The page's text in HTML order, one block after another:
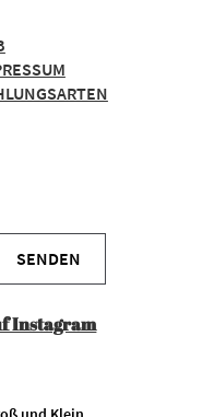
Instagram